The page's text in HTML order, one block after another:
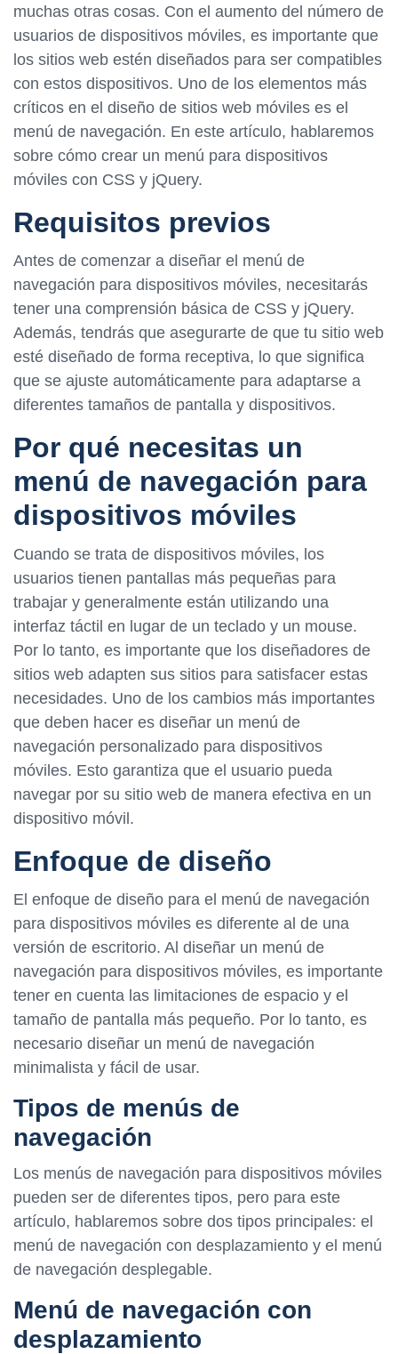
muchas otras cosas. Con el aumento del número de
usuarios de dispositivos móviles, es importante que
los sitios web estén diseñados para ser compatibles
con estos dispositivos. Uno de los elementos más
críticos en el diseño de sitios web móviles es el
menú de navegación. En este artículo, hablaremos
sobre cómo crear un menú para dispositivos
móviles con CSS y jQuery.
Requisitos previos
Antes de comenzar a diseñar el menú de
navegación para dispositivos móviles, necesitarás
tener una comprensión básica de CSS y jQuery.
Además, tendrás que asegurarte de que tu sitio web
esté diseñado de forma receptiva, lo que significa
que se ajuste automáticamente para adaptarse a
diferentes tamaños de pantalla y dispositivos.
Por qué necesitas un
menú de navegación para
dispositivos móviles
Cuando se trata de dispositivos móviles, los
usuarios tienen pantallas más pequeñas para
trabajar y generalmente están utilizando una
interfaz táctil en lugar de un teclado y un mouse.
Por lo tanto, es importante que los diseñadores de
sitios web adapten sus sitios para satisfacer estas
necesidades. Uno de los cambios más importantes
que deben hacer es diseñar un menú de
navegación personalizado para dispositivos
móviles. Esto garantiza que el usuario pueda
navegar por su sitio web de manera efectiva en un
dispositivo móvil.
Enfoque de diseño
El enfoque de diseño para el menú de navegación
para dispositivos móviles es diferente al de una
versión de escritorio. Al diseñar un menú de
navegación para dispositivos móviles, es importante
tener en cuenta las limitaciones de espacio y el
tamaño de pantalla más pequeño. Por lo tanto, es
necesario diseñar un menú de navegación
minimalista y fácil de usar.
Tipos de menús de
navegación
Los menús de navegación para dispositivos móviles
pueden ser de diferentes tipos, pero para este
artículo, hablaremos sobre dos tipos principales: el
menú de navegación con desplazamiento y el menú
de navegación desplegable.
Menú de navegación con
desplazamiento